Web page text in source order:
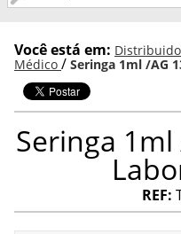
Você está em:
Médico / Seringa 1ml /AG
Seringa 1ml
REF: